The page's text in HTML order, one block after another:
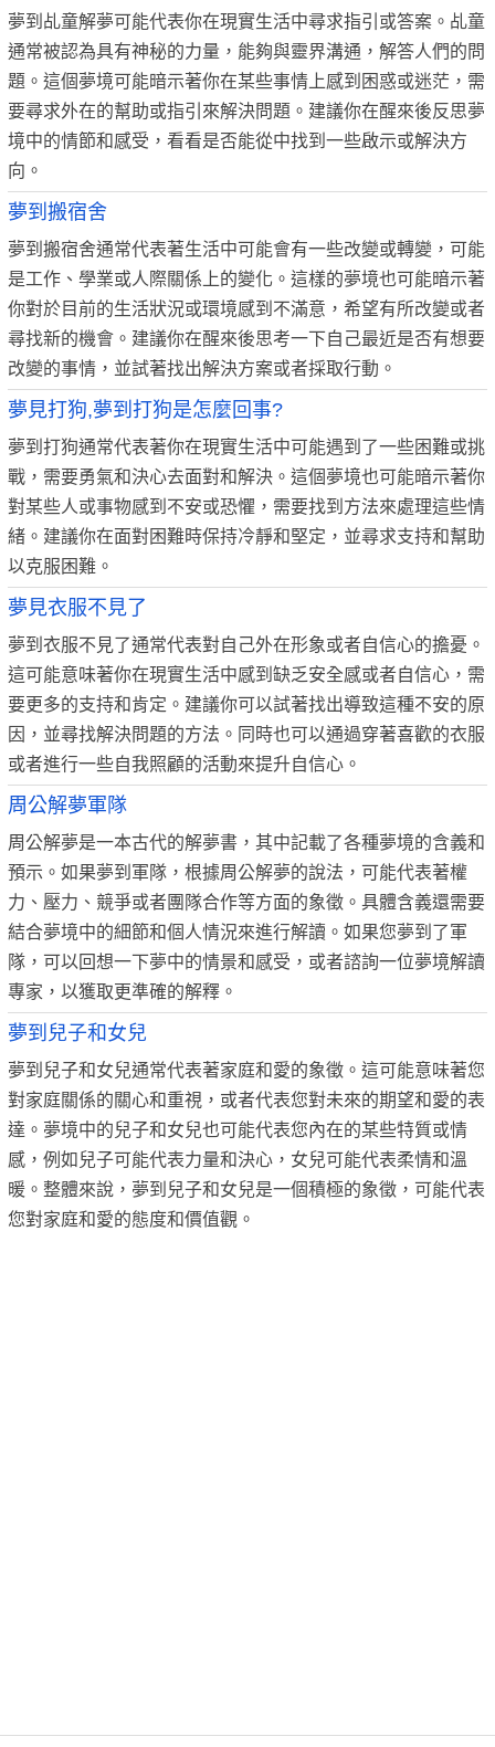
夢到乩童解夢可能代表你在現實生活中尋求指引或答案。乩童
通常被認為具有神秘的力量，能夠與靈界溝通，解答人們的問
題。這個夢境可能暗示著你在某些事情上感到困惑或迷茫，需
要尋求外在的幫助或指引來解決問題。建議你在醒來後反思夢
境中的情節和感受，看看是否能從中找到一些啟示或解決方
向。
夢到搬宿舍
夢到搬宿舍通常代表著生活中可能會有一些改變或轉變，可能
是工作、學業或人際關係上的變化。這樣的夢境也可能暗示著
你對於目前的生活狀況或環境感到不滿意，希望有所改變或者
尋找新的機會。建議你在醒來後思考一下自己最近是否有想要
改變的事情，並試著找出解決方案或者採取行動。
夢見打狗,夢到打狗是怎麼回事?
夢到打狗通常代表著你在現實生活中可能遇到了一些困難或挑
戰，需要勇氣和決心去面對和解決。這個夢境也可能暗示著你
對某些人或事物感到不安或恐懼，需要找到方法來處理這些情
緒。建議你在面對困難時保持冷靜和堅定，並尋求支持和幫助
以克服困難。
夢見衣服不見了
夢到衣服不見了通常代表對自己外在形象或者自信心的擔憂。
這可能意味著你在現實生活中感到缺乏安全感或者自信心，需
要更多的支持和肯定。建議你可以試著找出導致這種不安的原
因，並尋找解決問題的方法。同時也可以通過穿著喜歡的衣服
或者進行一些自我照顧的活動來提升自信心。
周公解夢軍隊
周公解夢是一本古代的解夢書，其中記載了各種夢境的含義和
預示。如果夢到軍隊，根據周公解夢的說法，可能代表著權
力、壓力、競爭或者團隊合作等方面的象徵。具體含義還需要
結合夢境中的細節和個人情況來進行解讀。如果您夢到了軍
隊，可以回想一下夢中的情景和感受，或者諮詢一位夢境解讀
專家，以獲取更準確的解釋。
夢到兒子和女兒
夢到兒子和女兒通常代表著家庭和愛的象徵。這可能意味著您
對家庭關係的關心和重視，或者代表您對未來的期望和愛的表
達。夢境中的兒子和女兒也可能代表您內在的某些特質或情
感，例如兒子可能代表力量和決心，女兒可能代表柔情和溫
暖。整體來說，夢到兒子和女兒是一個積極的象徵，可能代表
您對家庭和愛的態度和價值觀。